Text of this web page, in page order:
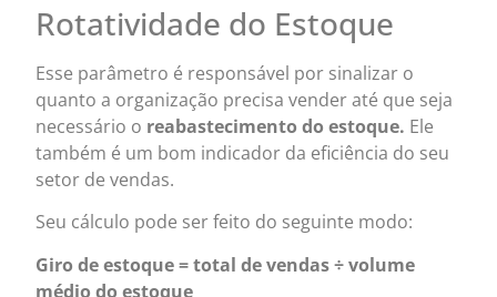
Rotatividade do Estoque
Esse parâmetro é responsável por sinalizar o
quanto a organização precisa vender até que seja
necessário o reabastecimento do estoque. Ele
também é um bom indicador da eficiência do seu
setor de vendas.
Seu cálculo pode ser feito do seguinte modo:
Giro de estoque = total de vendas ÷ volume
médio do estoque